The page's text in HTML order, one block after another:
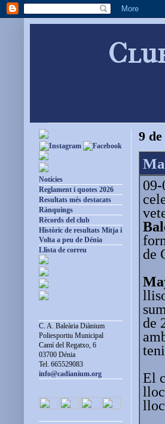
9
09-
de
de
El
Notícies
Reglament i quotes 2026
Resultats més destacats
Rànquings
Rècords del club
Històric de resultats Mitja i
Volta a peu de Dénia
Llista de correu
C. A. Baleària Diànium
Poliesportiu Municipal
Camí del Regatxo, 6
03700 Dénia
Tel. 665529083
info@cadianium.org